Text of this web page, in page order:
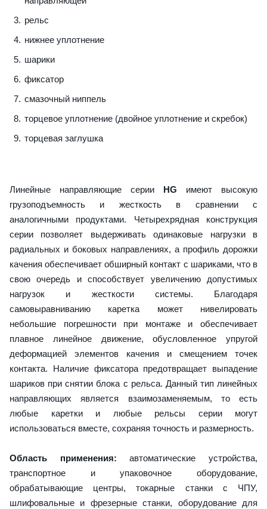
рельс
нижнее уплотнение
шарики
фиксатор
смазочный ниппель
торцевое уплотнение (двойное уплотнение и скребок)
торцевая заглушка
Линейные направляющие серии HG имеют высокую
грузоподъемность и жесткость в сравнении с
аналогичными продуктами. Четырехрядная конструкция
серии позволяет выдерживать одинаковые нагрузки в
радиальных и боковых направлениях, а профиль дорожки
качения обеспечивает обширный контакт с шариками, что в
свою очередь и способствует увеличению допустимых
нагрузок и жесткости системы. Благодаря
самовыравниванию каретка может нивелировать
небольшие погрешности при монтаже и обеспечивает
плавное линейное движение, обусловленное упругой
деформацией элементов качения и смещением точек
контакта. Наличие фиксатора предотвращает выпадение
шариков при снятии блока с рельса. Данный тип линейных
направляющих является взаимозаменяемым, то есть
любые каретки и любые рельсы серии могут
использоваться вместе, сохраняя точность и размерность.
Область применения: автоматические устройства,
транспортное и упаковочное оборудование,
обрабатывающие центры, токарные станки с ЧПУ,
шлифовальные и фрезерные станки, оборудование для